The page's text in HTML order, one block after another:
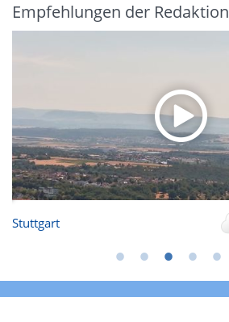
Empfehlungen der Redaktion
Stuttgart